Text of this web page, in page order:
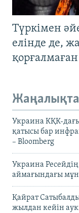
Түркімен
елінде де,
қорғалмаған
Украина КҚК-
қатысы бар
– Bloomberg
Украина
аймағындағы
Қайрат
жылдан кейін